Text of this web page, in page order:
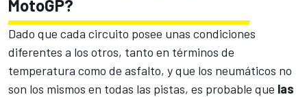
MotoGP?
Dado que cada circuito posee unas condiciones
diferentes a los otros, tanto en términos de
temperatura como de asfalto, y que los neumáticos no
son los mismos en todas las pistas, es probable que las